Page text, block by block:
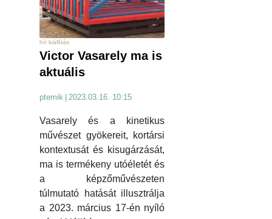
hír kiállítás
Victor Vasarely ma is
aktuális
ptemik 2023.03.16. 10:15
Vasarely és a kinetikus
művészet gyökereit, kortársi
kontextusát és kisugárzását,
ma is termékeny utóéletét és
a képzőművészeten
túlmutató hatását illusztrálja
a 2023. március 17-én nyíló